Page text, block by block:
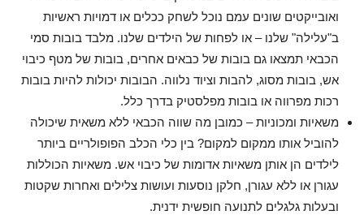
ואובייקטים שונים עמם נוכל לשחק ככלים או דמויות ראשיות
ב"עלילה" שלנו – או לפחות של הילדים שלנו. מלבד בובות סמי
הכבאי תמצאו גם בובות של כבאים אחרים, בובות של מטף כיבוי
אש, בובות מסוג, להבות וציוד נלווה. הבובות יכולות להיות בובות
רכות מפרווה או בובות מפלסטיק בדרך כלל.
משאיות ומכוניות – כמובן מה שווה הכבאי ללא משאית שיכולה
להוביל אותו ממקום למקום? בין כלי הכלב הפופולריים ביותר
לילדים הן אותן משאיות אדומות של כיבוי אש. משאיות הכוללות
עגורן או ללא עגורן, חלקן נוסעות ועושות צלילים ואחרות שקטות
ובעלות גלגלים לתנועה חופשית ידנית.